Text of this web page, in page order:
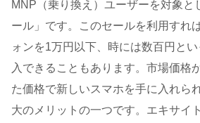
MNP（乗り換え）ユーザーを対象と
ール」です。このセールを利用すれ
ォンを1万円以下、時には数百円と
入できることもあります。市場価格
た価格で新しいスマホを手に入れら
大のメリットの一つです。エキサイ